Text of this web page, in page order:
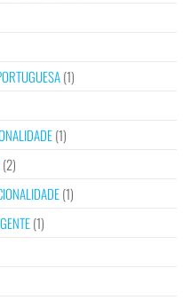
(1)
(1)
(2)
(1)
(1)